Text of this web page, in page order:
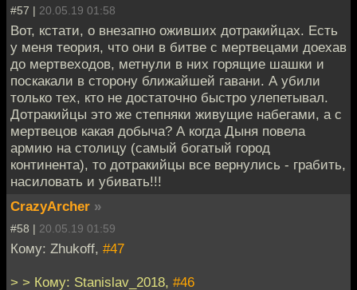
#57 | 20.05.19 01:58
Вот, кстати, о внезапно оживших дотракийцах. Есть
у меня теория, что они в битве с мертвецами доехав
до мертвеходов, метнули в них горящие шашки и
поскакали в сторону ближайшей гавани. А убили
только тех, кто не достаточно быстро улепетывал.
Дотракийцы это же степняки живущие набегами, а с
мертвецов какая добыча? А когда Дыня повела
армию на столицу (самый богатый город
континента), то дотракийцы все вернулись - грабить,
насиловать и убивать!!!
CrazyArcher »
#58 | 20.05.19 01:59
Кому: Zhukoff, #47
> > Кому: Stanislav_2018, #46